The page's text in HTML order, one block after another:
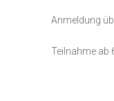
Anmeldung
Teilnahme ab